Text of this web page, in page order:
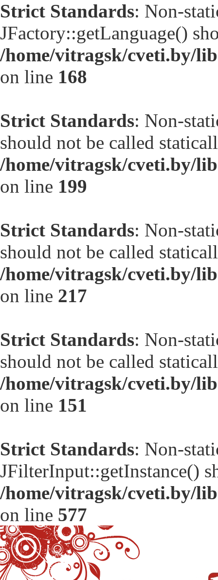
Strict Standards: Non-
JFactory::getLanguage()
/home/vitragsk/cveti.by/
on line 168
Strict Standards: Non-
should not be called
/home/vitragsk/cveti.by/
on line 199
Strict Standards: Non-
should not be called
/home/vitragsk/cveti.by/
on line 217
Strict Standards: Non-
should not be called
/home/vitragsk/cveti.by/
on line 151
Strict Standards: Non-
JFilterInput::getInstance()
/home/vitragsk/cveti.by/
on line 577